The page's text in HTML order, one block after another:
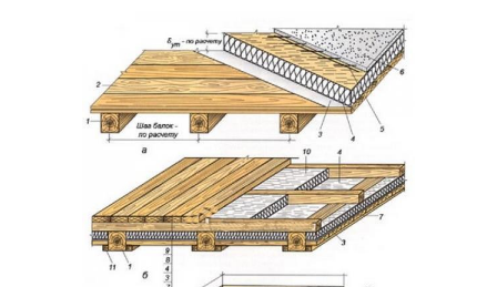
Дом от а Загородный дом
Небольшой дом